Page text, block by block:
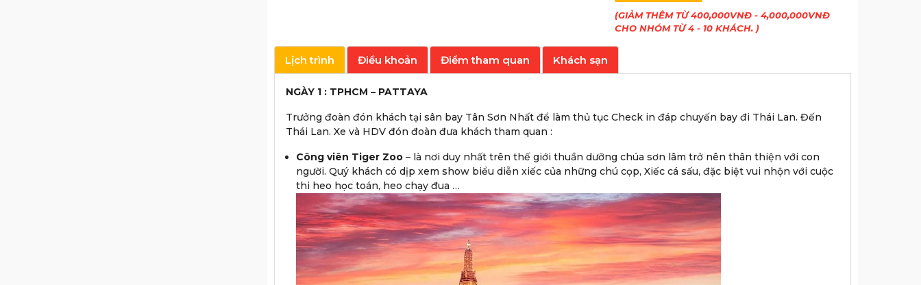
(GIẢM THÊM TỪ 400,000VNĐ - 4,000,000VNĐ
CHO NHÓM TỪ 4 - 10 KHÁCH. )
Lịch trình Điều khoản Điểm tham quan Khách sạn
NGÀY 1 : TPHCM – PATTAYA
Trưởng đoàn đón khách tại sân bay Tân Sơn Nhất để làm thủ tục Check in đáp chuyến bay đi Thái Lan. Đến
Thái Lan. Xe và HDV đón đoàn đưa khách tham quan :
Công viên Tiger Zoo– là nơi duy nhất trên thế giới thuần dưỡng chúa sơn lâm trở nên thân thiện với con
người. Quý khách có dịp xem show biểu diễn xiếc của những chú cọp, Xiếc cá sấu, đặc biệt vui nhộn với cuộc
thi heo học toán, heo chạy đua …